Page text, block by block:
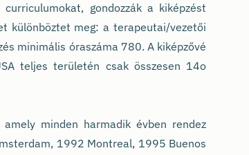
gondozzák a kiképzést
különböztet meg: a terapeutai/vezetői
minimális óraszáma 780. A kiképzővé
teljes területén csak összesen 14o
minden harmadik évben rendez
1992 Montreal, 1995 Buenos